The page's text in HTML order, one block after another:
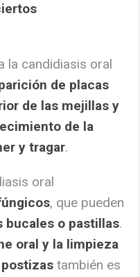
la candidiasis oral
de placas
de las mejillas y
de la
y tragar.
oral
, que pueden
bucales o pastillas.
oral y la limpieza
también es